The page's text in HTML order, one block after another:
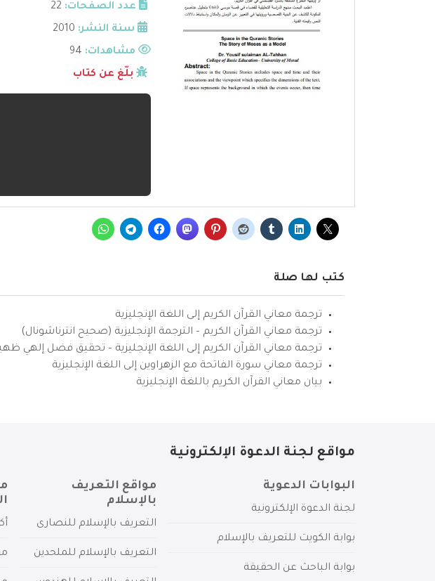
عدد الصفحات: 22
سنة النشر: 2010
مشاهدات:
بلّغ عن كتاب
كتب لها صلة
ترجمة معاني القرآن الكريم إلى اللغة الإنجليزية
ترجمة معاني القرآن الكريم – الترجمة الإنجليزية (صحيح انترناشونال)
ترجمة معاني القرآن الكريم إلى اللغة الإنجليزية – تحقيق فضل إلهي
ترجمة معاني سورة الفاتحة مع الزهراوين إلى اللغة الإنجليزية
بيان معاني القرآن الكريم باللغة الإنجليزية
مواقع لجنة الدعوة الإلكترونية
البوابات الدعوية
لجنة الدعوة الإلكترونية
بوابة الكويت للتعريف بالإسلام
بوابة الباحث عن الحقيقة
مواقع التعريف
بالإسلام
التعريف بالإسلام للنصارى
التعريف بالإسلام للملحدين